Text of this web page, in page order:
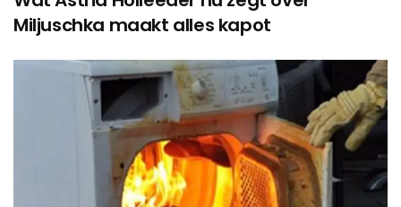
Miljuschka maakt alles kapot